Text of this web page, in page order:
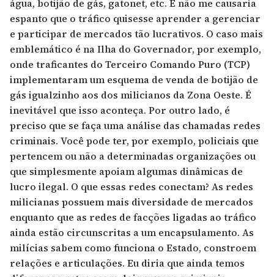
água, botijão de gás, gatonet, etc. E não me causaria
espanto que o tráfico quisesse aprender a gerenciar
e participar de mercados tão lucrativos. O caso mais
emblemático é na Ilha do Governador, por exemplo,
onde traficantes do Terceiro Comando Puro (TCP)
implementaram um esquema de venda de botijão de
gás igualzinho aos dos milicianos da Zona Oeste. É
inevitável que isso aconteça. Por outro lado, é
preciso que se faça uma análise das chamadas redes
criminais. Você pode ter, por exemplo, policiais que
pertencem ou não a determinadas organizações ou
que simplesmente apoiam algumas dinâmicas de
lucro ilegal. O que essas redes conectam? As redes
milicianas possuem mais diversidade de mercados
enquanto que as redes de facções ligadas ao tráfico
ainda estão circunscritas a um encapsulamento. As
milícias sabem como funciona o Estado, constroem
relações e articulações. Eu diria que ainda temos